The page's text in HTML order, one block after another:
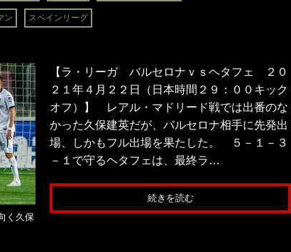
ン スペインリーグ
く久保
【ラ・リーガ バルセロナｖｓヘタフェ ２０
２１年４月２２日（日本時間２９：００キック
オフ）】 レアル・マドリード戦では出番のな
かった久保建英だが、バルセロナ相手に先発出
場、しかもフル出場を果たした。 ５－１－３
－１で守るヘタフェは、最終ラ…
続きを読む